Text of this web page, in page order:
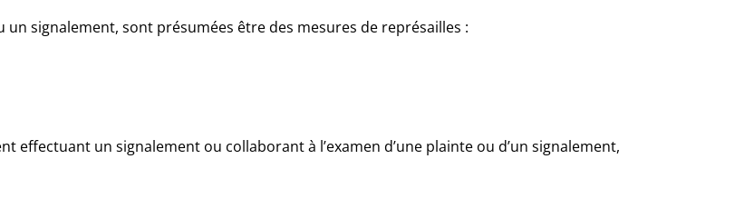
signalement, sont présumées être des mesures de représailles :
effectuant un signalement ou collaborant à l’examen d’une plainte ou d’un signalement,